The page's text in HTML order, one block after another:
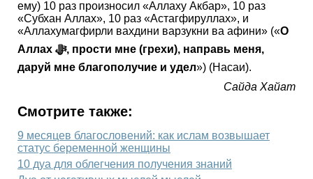
ему) 10 раз произносил «Аллаху Акбар», 10 раз
«Субхан Аллах», 10 раз «Астагфируллах», и
«Аллахумагфирли вахдини варзукни ва афини» («О
Аллах ﷻ, прости мне (грехи), направь меня,
даруй мне благополучие и удел») (Насаи).
Сайда Хайат
Смотрите также:
9 месяцев благословений: как ислам возвышает
статус беременной женщины
10 дуа для облегчения получения знаний